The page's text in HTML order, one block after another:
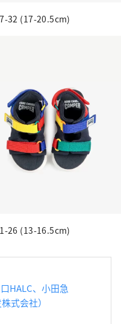
32 (17-20.5cm)
26 (13-16.5cm)
HALC、小田急
式会社）